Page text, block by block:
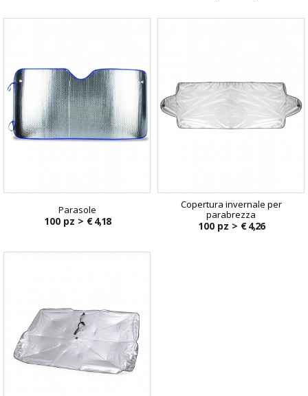
Parasole
100 pz > € 4,18
Copertura invernale per
parabrezza
100 pz > € 4,26